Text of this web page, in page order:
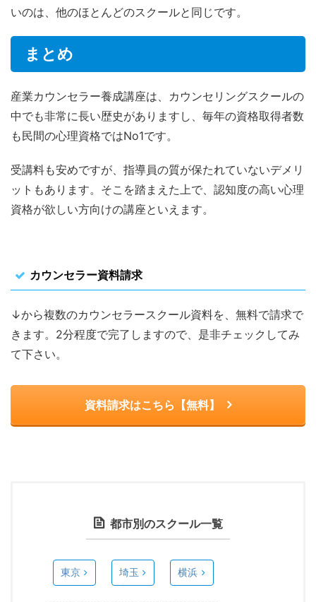
いのは、他のほとんどのスクールと同じです。
まとめ
産業カウンセラー養成講座は、カウンセリングスクールの
中でも非常に長い歴史がありますし、毎年の資格取得者数
も民間の心理資格ではNo1です。
受講料も安めですが、指導員の質が保たれていないデメリ
ットもあります。そこを踏まえた上で、認知度の高い心理
資格が欲しい方向けの講座といえます。
カウンセラー資料請求
↓から複数のカウンセラースクール資料を、無料で請求で
きます。2分程度で完了しますので、是非チェックしてみ
て下さい。
資料請求はこちら【無料】
都市別のスクール一覧
東京 埼玉 横浜